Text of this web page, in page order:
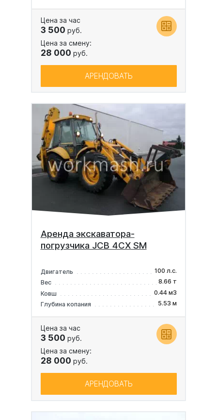
Цена за час
3 500 руб.
Цена за смену:
28 000 руб.
АРЕНДОВАТЬ
Аренда экскаватора-
погрузчика JCB 4CX SM
Двигатель
100 л.с.
Вес
8.66 т
Ковш
0.44 м3
Глубина копания
5.53 м
Цена за час
3 500 руб.
Цена за смену:
28 000 руб.
АРЕНДОВАТЬ